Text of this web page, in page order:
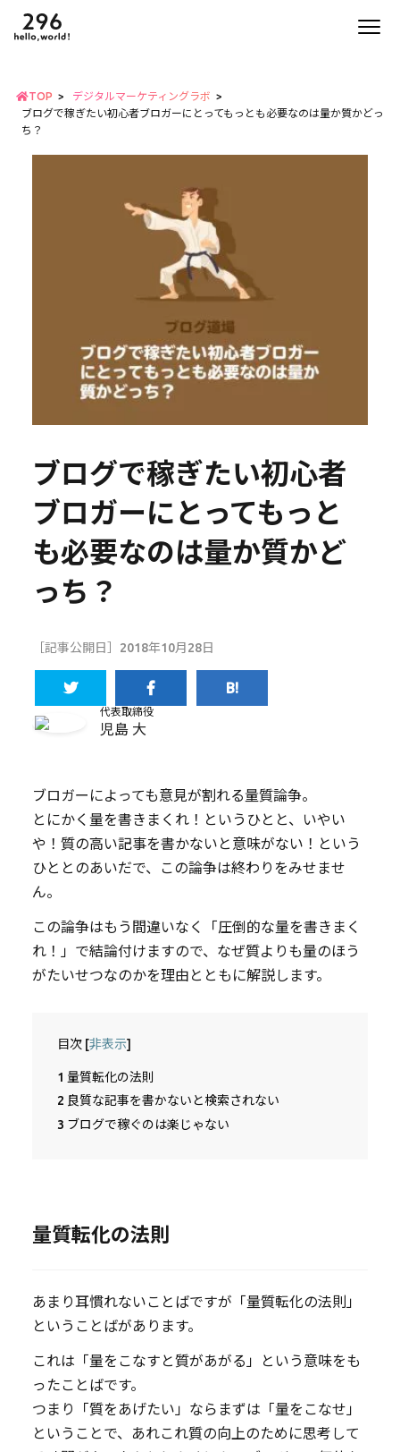
TOP
デジタルマーケティングラボ
ブログで稼ぎたい初心者ブロガーにとってもっとも必要なのは量か質かどっ
ち？
ブログで稼ぎたい初心者
ブロガーにとってもっと
も必要なのは量か質かど
っち？
［記事公開日］2018年10月28日
代表取締役
児島 大
ブロガーによっても意見が割れる量質論争。
とにかく量を書きまくれ！というひとと、いやい
や！質の高い記事を書かないと意味がない！という
ひととのあいだで、この論争は終わりをみせませ
ん。
この論争はもう間違いなく「圧倒的な量を書きまく
れ！」で結論付けますので、なぜ質よりも量のほう
がたいせつなのかを理由とともに解説します。
目次 [非表示]
1 量質転化の法則
2 良質な記事を書かないと検索されない
3 ブログで稼ぐのは楽じゃない
量質転化の法則
あまり耳慣れないことばですが「量質転化の法則」
ということばがあります。
これは「量をこなすと質があがる」という意味をも
ったことばです。
つまり「質をあげたい」ならまずは「量をこなせ」
ということで、あれこれ質の向上のために思考して